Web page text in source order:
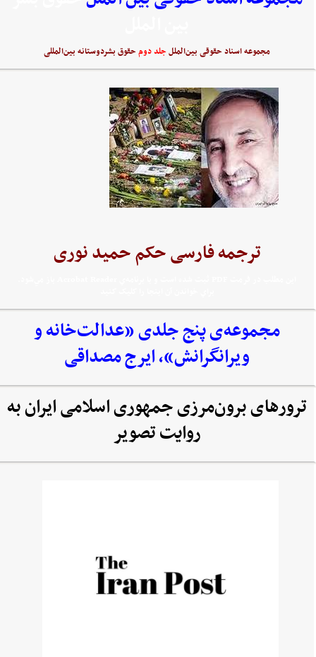
مجموعه اسناد حقوقی بین‌المللجلد دومحقوق بشردوستانه بین‌المللی
ترجمه فارسی حکم حمید نوری
مجموعه‌‌ی پنج جلدی «عدالت‌خانه و
ویرانگرانش»، ایرج مصداقی
ترورهای برون‌مرزی جمهوری اسلامی ایران به
روایت تصویر